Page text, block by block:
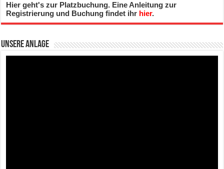
Hier geht's zur Platzbuchung. Eine Anleitung zur
Registrierung und Buchung findet ihr hier.
Unsere Anlage